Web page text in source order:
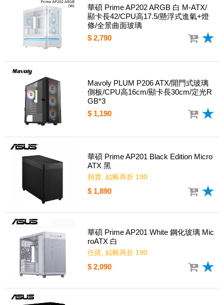
華碩 Prime AP202 ARGB 白 M-ATX/
顯卡長42/CPU高17.5/懸浮式進氣+燈
條/全景曲面玻璃
$ 2,790
Mavoly PLUM P206 ATX/開門式玻璃
側板/CPU高16cm/顯卡長30cm/定光R
GB*3
$ 1,190
華碩 Prime AP201 Black Edition Micro
ATX 黑
熱賣, 結帳再折 190
$ 1,890
華碩 Prime AP201 White 鋼化玻璃 Mic
roATX 白
任搭, 結帳再折 190
$ 2,090